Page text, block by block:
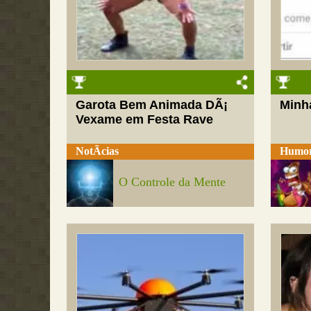
Garota Bem Animada DÃ¡
Vexame em Festa Rave
NotÃ­cias
O Controle da Mente